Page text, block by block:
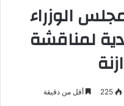
الوزراء
لمناقشة
225 أقل من دقيقة